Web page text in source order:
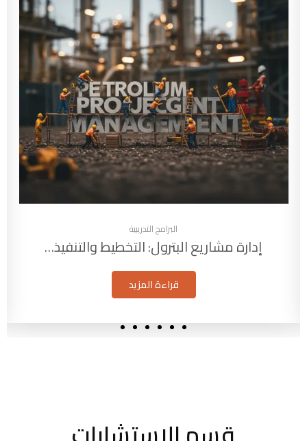
والتنفيذ… التقييم البيئي الاستراتيجي (SEA): أداة…